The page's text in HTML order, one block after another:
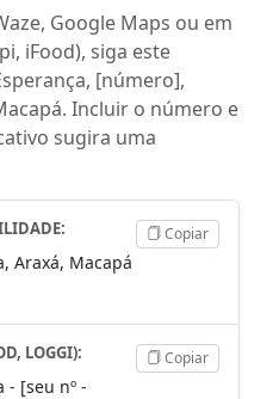
Google Maps ou em
iFood), siga este
[número],
Incluir o número e
sugira uma
Araxá, Macapá
Copiar
LOGGI):
- [seu nº -
Copiar